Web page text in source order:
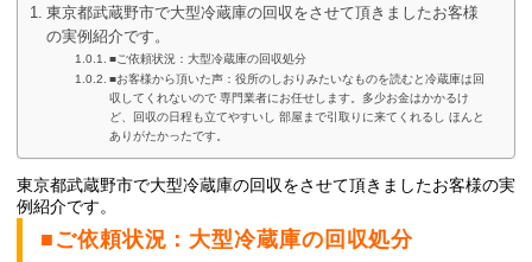
東京都武蔵野市で大型冷蔵庫の回収をさせて頂きましたお客様
の実例紹介です。
■ご依頼状況：大型冷蔵庫の回収処分
■お客様から頂いた声：役所のしおりみたいなものを読むと冷蔵庫は回
収してくれないので 専門業者にお任せします。多少お金はかかるけ
ど、回収の日程も立てやすいし 部屋まで引取りに来てくれるし ほんと
ありがたかったです。
東京都武蔵野市で大型冷蔵庫の回収をさせて頂きましたお客様の実
例紹介です。
■ご依頼状況：大型冷蔵庫の回収処分